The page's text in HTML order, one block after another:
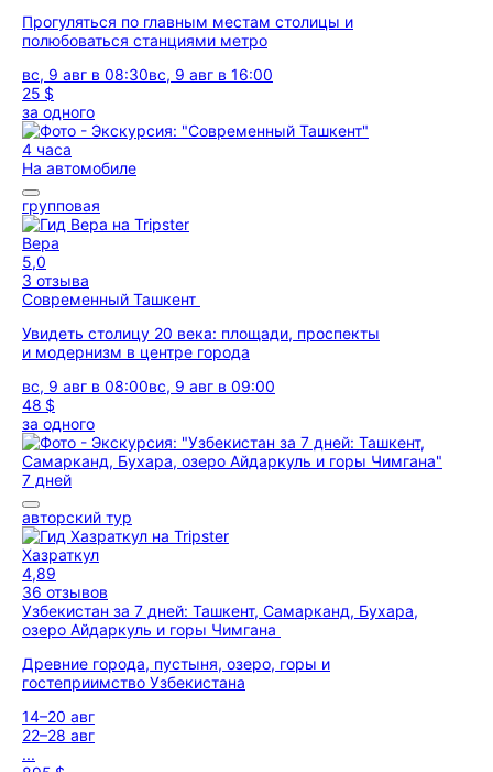
Прогуляться по главным местам столицы и
полюбоваться станциями метро
вс, 9 авг в 08:30вс, 9 авг в 16:00
25 $
за одного
4 часа
На автомобиле
групповая
Вера
5,0
3 отзыва
Современный Ташкент
Увидеть столицу 20 века: площади, проспекты
и модернизм в центре города
вс, 9 авг в 08:00вс, 9 авг в 09:00
48 $
за одного
7 дней
авторский тур
Хазраткул
4,89
36 отзывов
Узбекистан за 7 дней: Ташкент, Самарканд, Бухара,
озеро Айдаркуль и горы Чимгана
Древние города, пустыня, озеро, горы и
гостеприимство Узбекистана
14–20 авг
22–28 авг
...